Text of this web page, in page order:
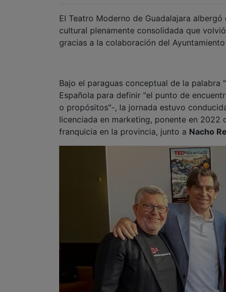
El Teatro Moderno de Guadalajara
cultural plenamente consolidada que
gracias a la colaboración del
Bajo el paraguas conceptual de la
Española para definir "el punto de
o propósitos"-, la jornada estuvo
licenciada en marketing, ponente en 2022
franquicia en la provincia, junto a Nacho